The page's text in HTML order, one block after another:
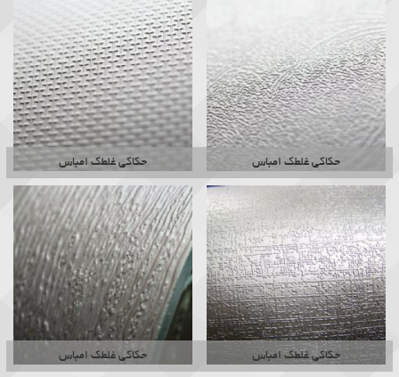
حکاکی غلطک امباس حکاکی غلطک امباس
حکاکی غلطک امباس حکاکی غلطک امباس